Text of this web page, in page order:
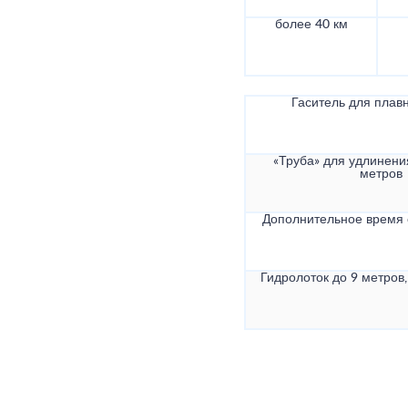
более 40 км
Гаситель для
«Труба» для
метров
Дополнительное
Гидролоток до 9